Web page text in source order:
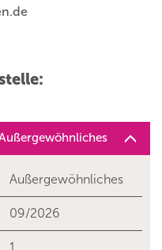
Außergewöhnliches
09/2026